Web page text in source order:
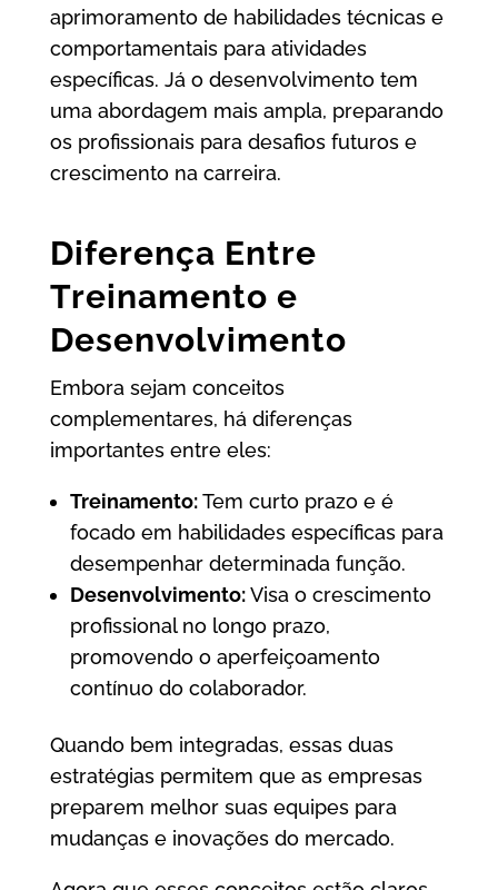
aprimoramento de habilidades técnicas e
comportamentais para atividades
específicas. Já o desenvolvimento tem
uma abordagem mais ampla, preparando
os profissionais para desafios futuros e
crescimento na carreira.
Diferença Entre
Treinamento e
Desenvolvimento
Embora sejam conceitos
complementares, há diferenças
importantes entre eles:
Treinamento:Tem curto prazo e é
focado em habilidades específicas para
desempenhar determinada função.
Desenvolvimento:Visa o crescimento
profissional no longo prazo,
promovendo o aperfeiçoamento
contínuo do colaborador.
Quando bem integradas, essas duas
estratégias permitem que as empresas
preparem melhor suas equipes para
mudanças e inovações do mercado.